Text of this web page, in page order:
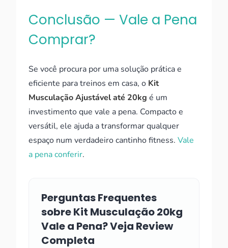
Conclusão — Vale a Pena
Comprar?
Se você procura por uma solução prática e
eficiente para treinos em casa, o Kit
Musculação Ajustável até 20kg é um
investimento que vale a pena. Compacto e
versátil, ele ajuda a transformar qualquer
espaço num verdadeiro cantinho fitness. Vale
a pena conferir.
Perguntas Frequentes
sobre Kit Musculação 20kg
Vale a Pena? Veja Review
Completa